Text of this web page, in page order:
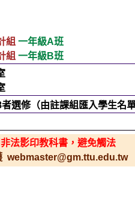
組 一年級A班
組 一年級B班
選修（由註課組匯入學生名
法影印教科書，避免觸法
webmaster@gm.ttu.edu.tw